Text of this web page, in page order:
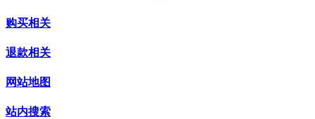
购买相关
退款相关
网站地图
站内搜索